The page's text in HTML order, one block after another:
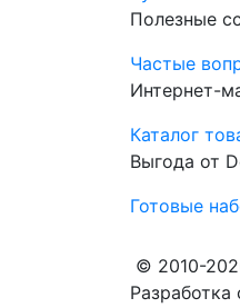
Полезные
Частые
Интернет-
Каталог
Выгода от
Готовые
© 2010-
Разработка